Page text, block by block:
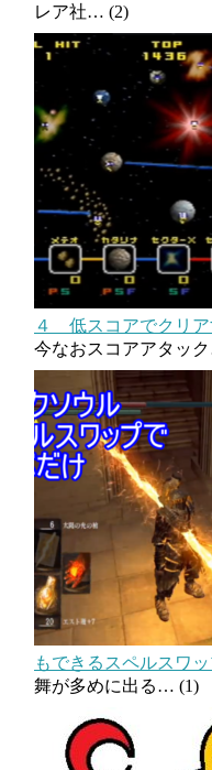
レア社… (2)
４ 低スコアでクリア
今なおスコアアタッ
もできるスペルスワ
舞が多めに出る… (1)